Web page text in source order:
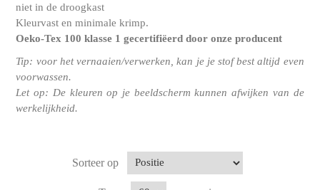
niet in de droogkast
Kleurvast en minimale krimp.
Oeko-Tex 100 klasse 1gecertifiëerd door onze producent
Tip: voor het vernaaien/verwerken, kan je je stof best altijd even
voorwassen.
Let op: De kleuren op je beeldscherm kunnen afwijken van de
werkelijkheid.
Sorteer op